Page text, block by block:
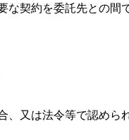
契約を委託先との間
又は法令等で認め